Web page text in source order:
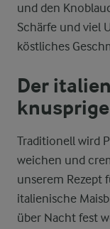
und den
Schärfe und viel
köstliches
Der
Traditionell wird
weichen und
unserem Rezept
italienische
über Nacht fest